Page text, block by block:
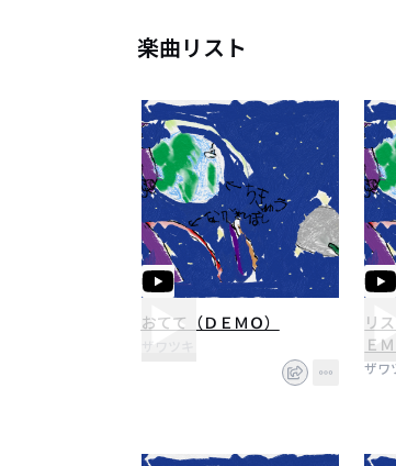
楽曲リスト
おてて（ＤＥＭＯ）
ザワツキ
リ
ＥＭ
ザワ